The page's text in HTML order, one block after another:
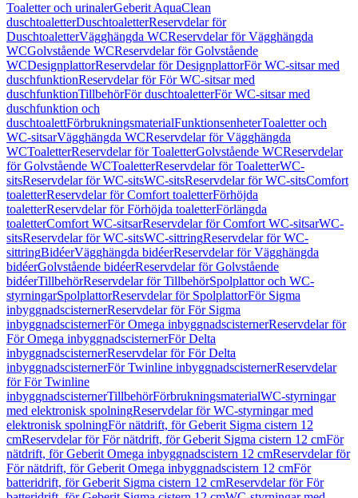
Toaletter och urinalerGeberit AquaClean
duschtoaletterDuschtoaletterReservdelar för
DuschtoaletterVägghängda WCReservdelar för Vägghängda
WCGolvstående WCReservdelar för Golvstående
WCDesignplattorReservdelar för DesignplattorFör WC-sitsar med
duschfunktionReservdelar för För WC-sitsar med
duschfunktionTillbehörFör duschtoaletterFör WC-sitsar med
duschfunktion och
duschtoalettFörbrukningsmaterialFunktionsenheterToaletter och
WC-sitsarVägghängda WCReservdelar för Vägghängda
WCToaletterReservdelar för ToaletterGolvstående WCReservdelar
för Golvstående WCToaletterReservdelar för ToaletterWC-
sitsReservdelar för WC-sitsWC-sitsReservdelar för WC-sitsComfort
toaletterReservdelar för Comfort toaletterFörhöjda
toaletterReservdelar för Förhöjda toaletterFörlängda
toaletterComfort WC-sitsarReservdelar för Comfort WC-sitsarWC-
sitsReservdelar för WC-sitsWC-sittringReservdelar för WC-
sittringBidéerVägghängda bidéerReservdelar för Vägghängda
bidéerGolvstående bidéerReservdelar för Golvstående
bidéerTillbehörReservdelar för TillbehörSpolplattor och WC-
styrningarSpolplattorReservdelar för SpolplattorFör Sigma
inbyggnadscisternerReservdelar för För Sigma
inbyggnadscisternerFör Omega inbyggnadscisternerReservdelar för
För Omega inbyggnadscisternerFör Delta
inbyggnadscisternerReservdelar för För Delta
inbyggnadscisternerFör Twinline inbyggnadscisternerReservdelar
för För Twinline
inbyggnadscisternerTillbehörFörbrukningsmaterialWC-styrningar
med elektronisk spolningReservdelar för WC-styrningar med
elektronisk spolningFör nätdrift, för Geberit Sigma cistern 12
cmReservdelar för För nätdrift, för Geberit Sigma cistern 12 cmFör
nätdrift, för Geberit Omega inbyggnadscistern 12 cmReservdelar för
För nätdrift, för Geberit Omega inbyggnadscistern 12 cmFör
batteridrift, för Geberit Sigma cistern 12 cmReservdelar för För